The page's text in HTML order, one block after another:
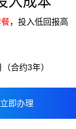
，投入低回报高
合约3年）
立即办理